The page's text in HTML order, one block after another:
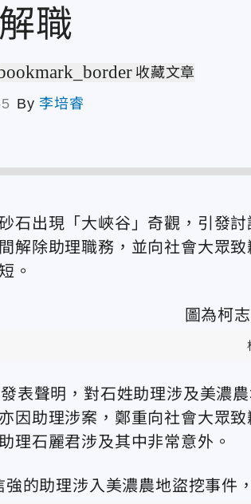
職
收藏文章
By 李培睿
石出現「大峽谷」奇觀，引發
解除助理職務，並向社會大眾
。
表聲明，對石姓助理涉及美濃
因助理涉案，鄭重向社會大眾
理石麗君涉及其中非常意外。